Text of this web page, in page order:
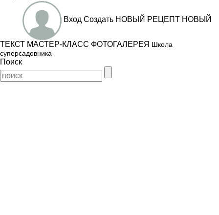
Вход Создать НОВЫЙ РЕЦЕПТ НОВЫЙ
ТЕКСТ МАСТЕР-КЛАСС ФОТОГАЛЕРЕЯ Школа
суперсадовника
Поиск